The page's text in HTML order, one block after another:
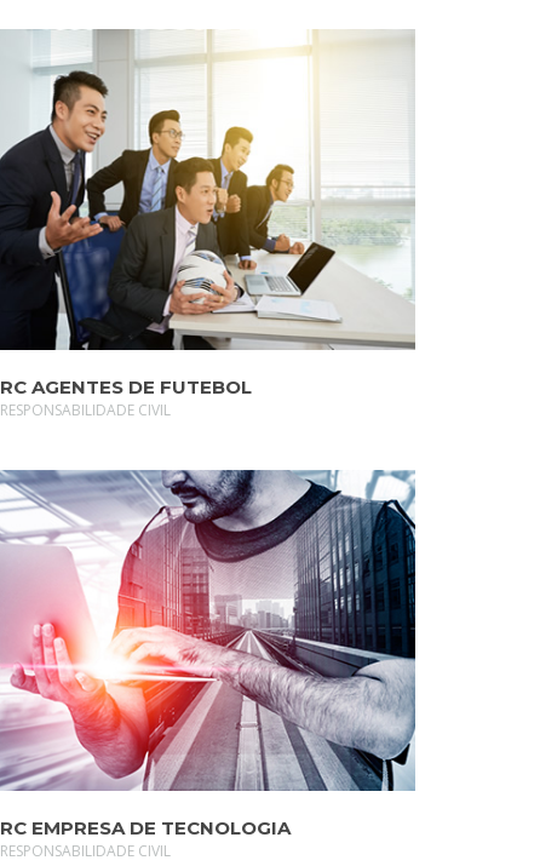
SAIBA MAIS
RC AGENTES DE FUTEBOL
RESPONSABILIDADE CIVIL
SAIBA MAIS
RC EMPRESA DE TECNOLOGIA
RESPONSABILIDADE CIVIL